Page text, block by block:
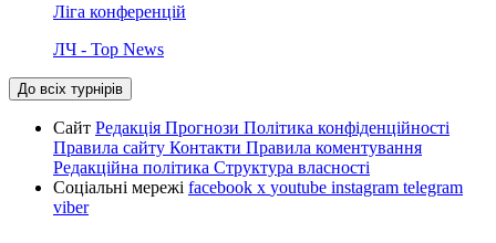
Ліга конференцій
ЛЧ - Top News
До всіх турнірів
Сайт Редакція Прогнози Політика конфіденційності
Правила сайту Контакти Правила коментування
Редакційна політика Структура власності
Соціальні мережі facebook x youtube instagram telegram
viber